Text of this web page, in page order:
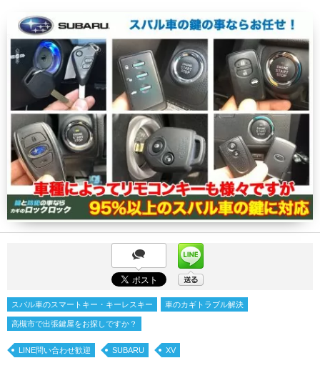
スバル車のスマートキー・キーレスキー 車のカギトラブル解決
高槻市で出張鍵屋をお探しですか？
LINE問い合わせ歓迎 SUBARU XV